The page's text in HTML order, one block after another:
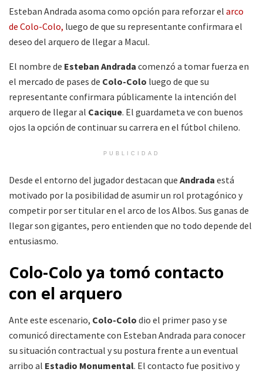
Esteban Andrada asoma como opción para reforzar el arco
de Colo-Colo, luego de que su representante confirmara el
deseo del arquero de llegar a Macul.
El nombre de Esteban Andrada comenzó a tomar fuerza en
el mercado de pases de Colo-Colo luego de que su
representante confirmara públicamente la intención del
arquero de llegar al Cacique. El guardameta ve con buenos
ojos la opción de continuar su carrera en el fútbol chileno.
PUBLICIDAD
Desde el entorno del jugador destacan que Andrada está
motivado por la posibilidad de asumir un rol protagónico y
competir por ser titular en el arco de los Albos. Sus ganas de
llegar son gigantes, pero entienden que no todo depende del
entusiasmo.
Colo-Colo ya tomó contacto
con el arquero
Ante este escenario, Colo-Colo dio el primer paso y se
comunicó directamente con Esteban Andrada para conocer
su situación contractual y su postura frente a un eventual
arribo al Estadio Monumental. El contacto fue positivo y